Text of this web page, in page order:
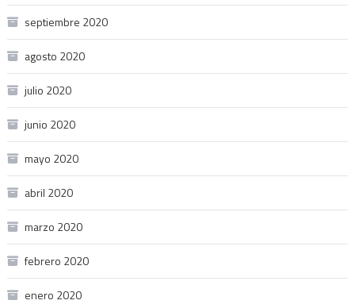
septiembre 2020
agosto 2020
julio 2020
junio 2020
mayo 2020
abril 2020
marzo 2020
febrero 2020
enero 2020